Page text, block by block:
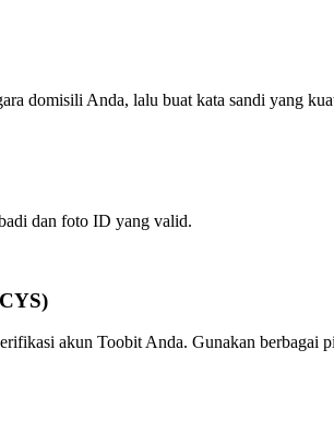
domisili Anda, lalu buat kata sandi yang
dan foto ID yang valid.
akun Toobit Anda. Gunakan berbagai